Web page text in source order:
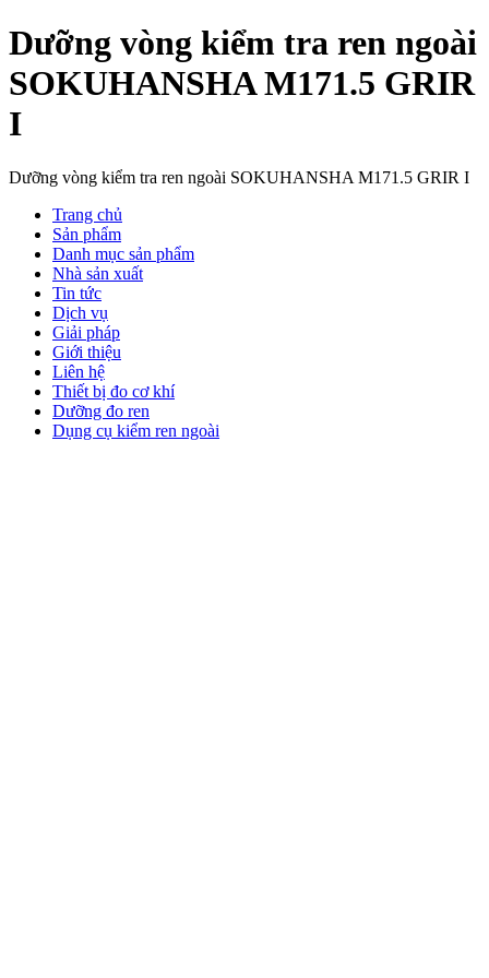
Dưỡng vòng kiểm tra ren ngoài
SOKUHANSHA M171.5 GRIR
I
Dưỡng vòng kiểm tra ren ngoài SOKUHANSHA M171.5 GRIR I
Trang chủ
Sản phẩm
Danh mục sản phẩm
Nhà sản xuất
Tin tức
Dịch vụ
Giải pháp
Giới thiệu
Liên hệ
Thiết bị đo cơ khí
Dưỡng đo ren
Dụng cụ kiểm ren ngoài